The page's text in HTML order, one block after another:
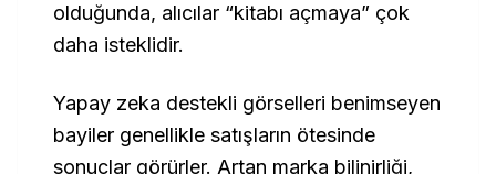
olduğunda, alıcılar “kitabı açmaya” çok
daha isteklidir.
Yapay zeka destekli görselleri benimseyen
bayiler genellikle satışların ötesinde
sonuçlar görürler. Artan marka bilinirliği,